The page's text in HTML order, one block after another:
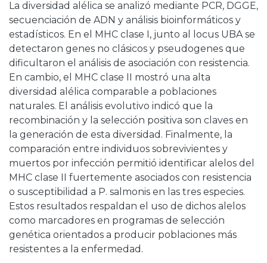
La diversidad alélica se analizó mediante PCR, DGGE,
secuenciación de ADN y análisis bioinformáticos y
estadísticos. En el MHC clase I, junto al locus UBA se
detectaron genes no clásicos y pseudogenes que
dificultaron el análisis de asociación con resistencia.
En cambio, el MHC clase II mostró una alta
diversidad alélica comparable a poblaciones
naturales. El análisis evolutivo indicó que la
recombinación y la selección positiva son claves en
la generación de esta diversidad. Finalmente, la
comparación entre individuos sobrevivientes y
muertos por infección permitió identificar alelos del
MHC clase II fuertemente asociados con resistencia
o susceptibilidad a P. salmonis en las tres especies.
Estos resultados respaldan el uso de dichos alelos
como marcadores en programas de selección
genética orientados a producir poblaciones más
resistentes a la enfermedad.